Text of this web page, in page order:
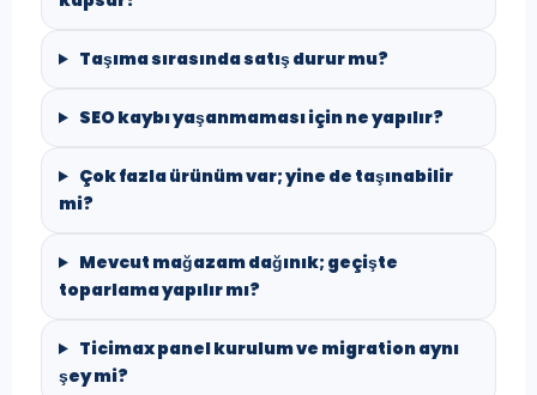
Taşıma sırasında satış durur mu?
SEO kaybı yaşanmaması için ne yapılır?
Çok fazla ürünüm var; yine de taşınabilir
mi?
Mevcut mağazam dağınık; geçişte
toparlama yapılır mı?
Ticimax panel kurulum ve migration aynı
şey mi?